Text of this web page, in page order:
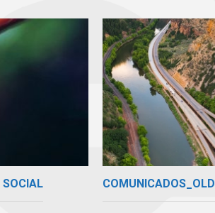
SOCIAL COMUNICADOS_OLD